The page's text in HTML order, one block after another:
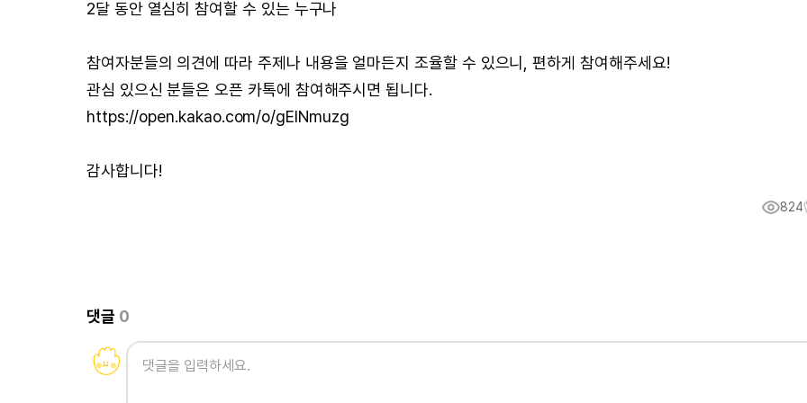
2달 동안 열심히 참여할 수 있는 누구나
참여자분들의 의견에 따라 주제나 내용을 얼마든지 조율할 수 있으니, 편하게 참여해주세요!
관심 있으신 분들은 오픈 카톡에 참여해주시면 됩니다.
https://open.kakao.com/o/gEINmuzg
감사합니다!
824
댓글 0